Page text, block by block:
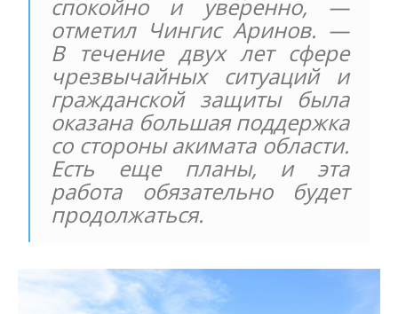
спокойно и уверенно, —
отметил Чингис Аринов. —
В течение двух лет сфере
чрезвычайных ситуаций и
гражданской защиты была
оказана большая поддержка
со стороны акимата области.
Есть еще планы, и эта
работа обязательно будет
продолжаться.